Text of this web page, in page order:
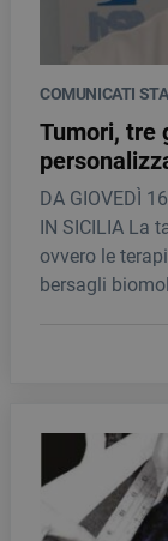
COMUNICATI
Tumori, tre
DA GIOVEDÌ
IN SICILIA La
ovvero le
bersagli
in